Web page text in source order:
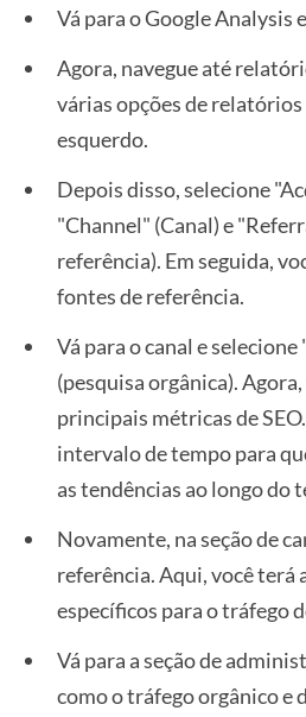
Vá para o Google Analysis
Agora, navegue até
várias opções de
esquerdo.
Depois disso, selecione
"Channel" (Canal) e
referência). Em seguida,
fontes de referência.
Vá para o canal e
(pesquisa orgânica).
principais métricas de
intervalo de tempo para
as tendências ao longo do
Novamente, na seção de
referência. Aqui, você terá
específicos para o tráfego
Vá para a seção de
como o tráfego orgânico e